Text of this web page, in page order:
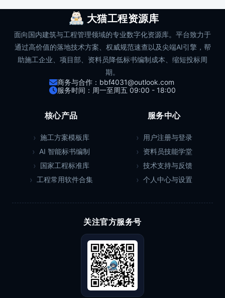
大猫工程资源库
面向国内建筑与工程管理领域的专业数字化资源库。平台致力于
通过高价值的落地技术方案、权威规范速查以及尖端AI引擎，帮
助施工企业、项目部、资料员降低标书编制成本、缩短投标周
期。
商务与合作：bbf4031@outlook.com
服务时间：周一至周五 09:00 - 18:00
核心产品
施工方案模板库
AI 智能标书编制
国家工程标准库
工程常用软件合集
服务中心
用户注册与登录
资料员技能学堂
技术支持与反馈
个人中心与设置
关注官方服务号